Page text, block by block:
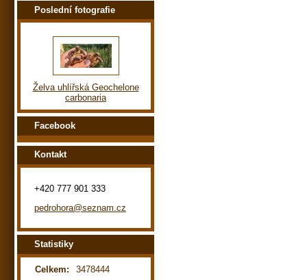
Poslední fotografie
Želva uhlířská Geochelone
carbonaria
Facebook
Kontakt
+420 777 901 333
pedrohora@seznam.cz
Statistiky
Celkem:
3478444